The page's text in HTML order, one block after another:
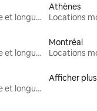
Locations moyenne et longue durée
Athènes
Locations moyenne et longue durée
Montréal
Locations moyenne et longue durée
Afficher plus